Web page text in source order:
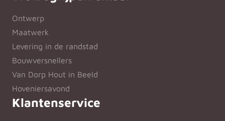
Ontwerp
Maatwerk
Levering in de randstad
Bouwversnellers
Van Dorp Hout in Beeld
Hoveniersavond
Klantenservice